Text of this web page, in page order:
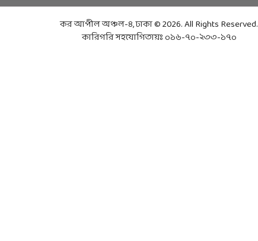
কর আপীল অঞ্চল-৪, ঢাকা © 2026. All Rights Reserved.
কারিগরি সহযোগিতায়ঃ ০১৬-৭০-২৩৩-১৭০